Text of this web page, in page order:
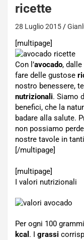
ricette
28 Luglio 2015
[multipage]
Con l’avocado,
fare delle gustose
nostro benessere,
nutrizionali. Siamo
benefici, che la
badare alla salute.
non possiamo
nostre tavole in
[/multipage]
[multipage]
I valori nutrizionali
Per ogni 100
kcal . I grassi